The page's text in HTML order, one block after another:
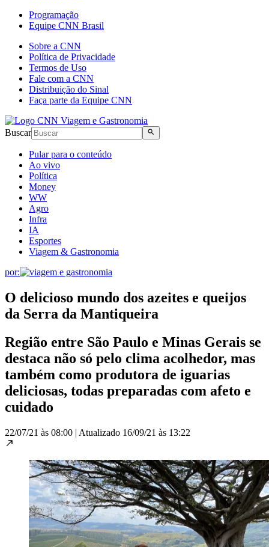
Programação
Equipe CNN Brasil
Sobre a CNN
Política de Privacidade
Termos de Uso
Fale com a CNN
Distribuição do Sinal
Faça parte da Equipe CNN
Buscar
Pular para o conteúdo
Ao vivo
Política
Money
WW
Agro
Infra
IA
Esportes
Viagem & Gastronomia
por:
O delicioso mundo dos azeites e queijos
da Serra da Mantiqueira
Região entre São Paulo e Minas Gerais se
destaca não só pelo clima acolhedor, mas
também como produtora de iguarias
deliciosas, todas preparadas com afeto e
cuidado
22/07/21 às 08:00 | Atualizado 16/09/21 às 13:22